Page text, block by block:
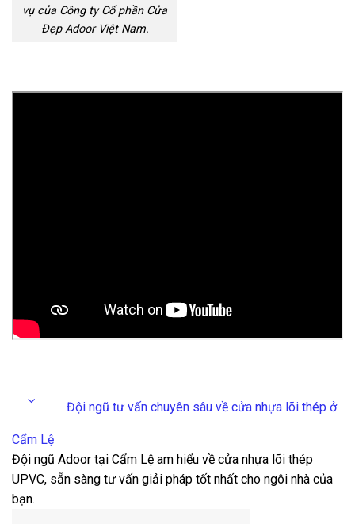
vụ của Công ty Cổ phần Cửa
Đẹp Adoor Việt Nam.
Đội ngũ tư vấn chuyên sâu về cửa nhựa lõi thép ở
Cẩm Lệ
Đội ngũ Adoor tại Cẩm Lệ am hiểu về cửa nhựa lõi thép
UPVC, sẵn sàng tư vấn giải pháp tốt nhất cho ngôi nhà của
bạn.